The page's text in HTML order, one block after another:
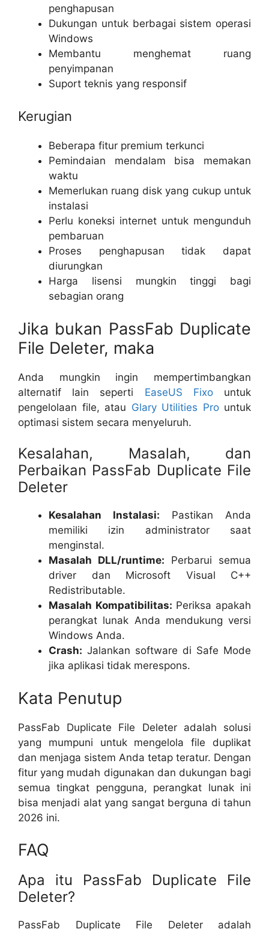
penghapusan
Dukungan untuk berbagai sistem operasi
Windows
Membantu menghemat ruang
penyimpanan
Suport teknis yang responsif
Kerugian
Beberapa fitur premium terkunci
Pemindaian mendalam bisa memakan
waktu
Memerlukan ruang disk yang cukup untuk
instalasi
Perlu koneksi internet untuk mengunduh
pembaruan
Proses penghapusan tidak dapat
diurungkan
Harga lisensi mungkin tinggi bagi
sebagian orang
Jika bukan PassFab Duplicate
File Deleter, maka
Anda mungkin ingin mempertimbangkan
alternatif lain seperti EaseUS Fixountuk
pengelolaan file, atau Glary Utilities Prountuk
optimasi sistem secara menyeluruh.
Kesalahan, Masalah, dan
Perbaikan PassFab Duplicate File
Deleter
Kesalahan Instalasi: Pastikan Anda
memiliki izin administrator saat
menginstal.
Masalah DLL/runtime: Perbarui semua
driver dan Microsoft Visual C++
Redistributable.
Masalah Kompatibilitas: Periksa apakah
perangkat lunak Anda mendukung versi
Windows Anda.
Crash: Jalankan software di Safe Mode
jika aplikasi tidak merespons.
Kata Penutup
PassFab Duplicate File Deleter adalah solusi
yang mumpuni untuk mengelola file duplikat
dan menjaga sistem Anda tetap teratur. Dengan
fitur yang mudah digunakan dan dukungan bagi
semua tingkat pengguna, perangkat lunak ini
bisa menjadi alat yang sangat berguna di tahun
2026 ini.
FAQ
Apa itu PassFab Duplicate File
Deleter?
PassFab Duplicate File Deleter adalah